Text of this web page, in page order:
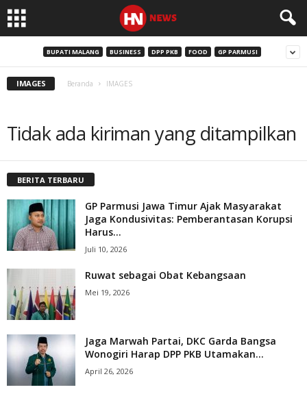
BUPATI MALANG BUSINESS DPP PKB FOOD GP PARMUSI
IMAGES Beranda IMAGES
Tidak ada kiriman yang ditampilkan
BERITA TERBARU
GP Parmusi Jawa Timur Ajak Masyarakat
Jaga Kondusivitas: Pemberantasan Korupsi
Harus...
Juli 10, 2026
Ruwat sebagai Obat Kebangsaan
Mei 19, 2026
Jaga Marwah Partai, DKC Garda Bangsa
Wonogiri Harap DPP PKB Utamakan...
April 26, 2026